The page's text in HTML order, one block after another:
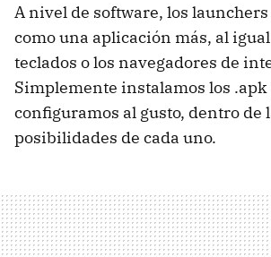
A nivel de software, los
como una aplicación más, al
teclados o los navegadores de
Simplemente instalamos los .apk
configuramos al gusto, dentro de
posibilidades de cada uno.